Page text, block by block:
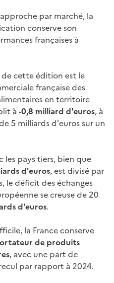
par marché, la
conserve son
françaises à
cette édition est le
française des
en territoire
à -0,8 milliard d'euros, à
5 milliards d'euros sur un
les pays tiers, bien que
d'euros, est divisé par
le déficit des échanges
se creuse de 20
d'euros.
la France conserve
de produits
, avec une part de
par rapport à 2024.